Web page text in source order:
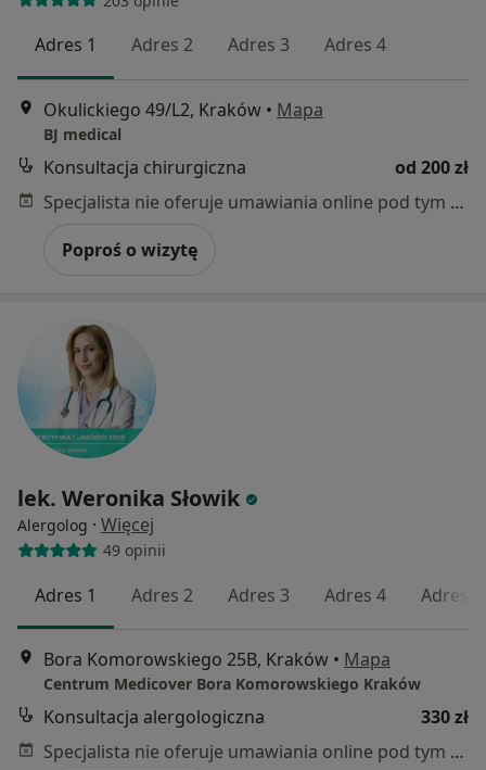
Adres 1 Adres 2 Adres 3 Adres 4
Okulickiego 49/L2, Kraków • Mapa
BJ medical
Konsultacja chirurgiczna
od 200 zł
Specjalista nie oferuje umawiania online pod tym adresem.
Poproś o wizytę
lek. Weronika Słowik
Alergolog · Więcej
49 opinii
Adres 1 Adres 2 Adres 3 Adres 4 Adres 5
Bora Komorowskiego 25B, Kraków • Mapa
Centrum Medicover Bora Komorowskiego Kraków
Konsultacja alergologiczna
330 zł
Specjalista nie oferuje umawiania online pod tym adresem.